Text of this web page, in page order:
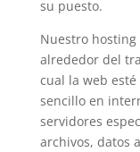
su puesto.
Nuestro
alrededor del
cual la web
sencillo en
servidores
archivos, datos